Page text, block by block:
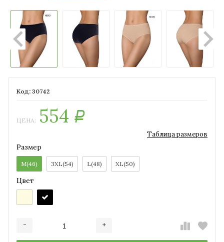
30742
ЦЕНА: 554 Р
Таблица размеров
Размер
M(46) 3XL(54) L(48) XL(50)
Цвет
- +